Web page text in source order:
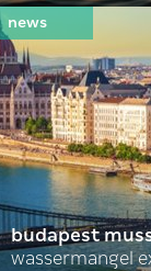
budapest
wassermangel